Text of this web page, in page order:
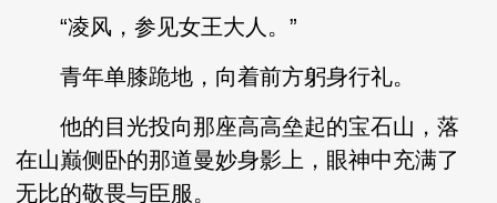
“凌风，参见女王大人。”
青年单膝跪地，向着前方躬身行礼。
他的目光投向那座高高垒起的宝石山，落
在山巅侧卧的那道曼妙身影上，眼神中充满了
无比的敬畏与臣服。